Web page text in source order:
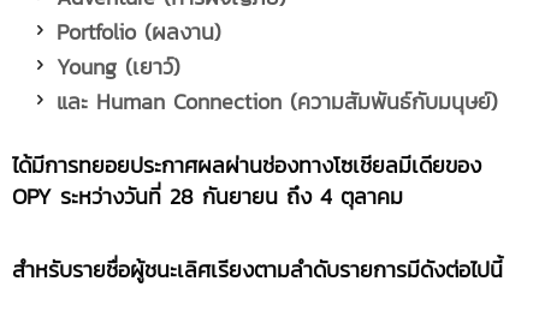
Portfolio (ผลงาน)
Young (เยาว์)
และ Human Connection (ความสัมพันธ์กับมนุษย์)
ได้มีการทยอยประกาศผลผ่านช่องทางโซเชียลมีเดียของ
OPY ระหว่างวันที่ 28 กันยายน ถึง 4 ตุลาคม
สำหรับรายชื่อผู้ชนะเลิศเรียงตามลำดับรายการมีดังต่อไปนี้